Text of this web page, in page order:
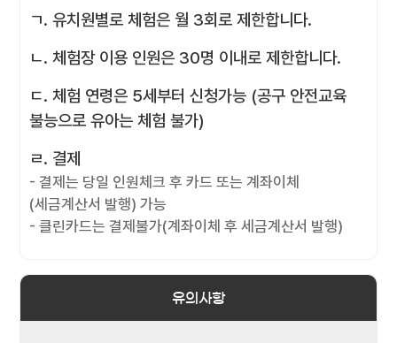
ㄱ. 유치원별로 체험은 월 3회로 제한합니다.
ㄴ. 체험장 이용 인원은 30명 이내로 제한합니다.
ㄷ. 체험 연령은 5세부터 신청가능 (공구 안전교육
불능으로 유아는 체험 불가)
ㄹ. 결제
- 결제는 당일 인원체크 후 카드 또는 계좌이체
(세금계산서 발행) 가능
- 클린카드는 결제불가(계좌이체 후 세금계산서 발행)
유의사항